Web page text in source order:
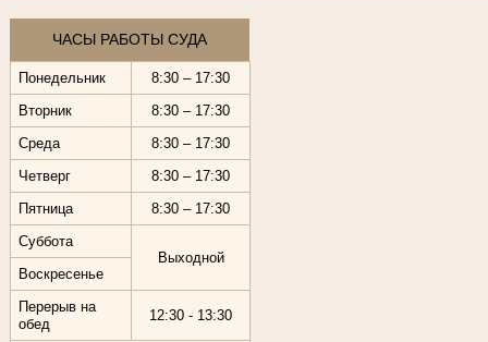
ЧАСЫ РАБОТЫ СУДА
Понедельник
8:30 – 17:30
Вторник
8:30 – 17:30
Среда
8:30 – 17:30
Четверг
8:30 – 17:30
Пятница
8:30 – 17:30
Суббота
Выходной
Воскресенье
Перерыв на
обед
12:30 - 13:30